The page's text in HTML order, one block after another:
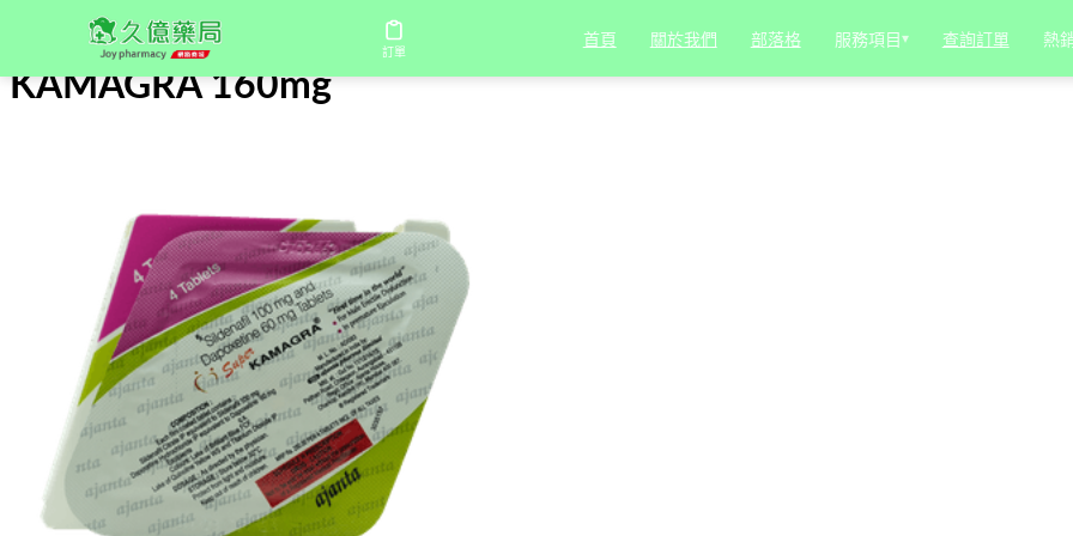
訂單
首頁 關於我們 部落格 服務項目 ▾ 查詢訂單 熱
KAMAGRA 160mg
KAMAGRA 160mg